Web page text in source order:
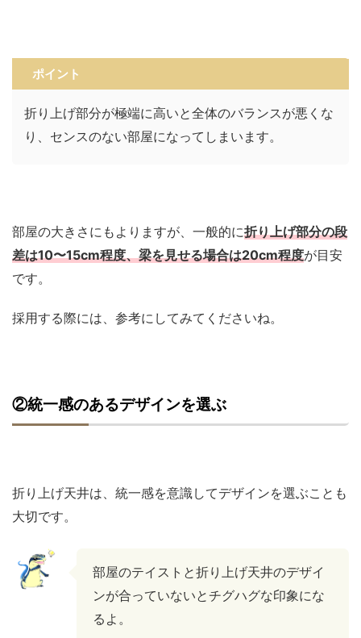
ポイント
折り上げ部分が極端に高いと全体のバランスが悪くな
り、センスのない部屋になってしまいます。
部屋の大きさにもよりますが、一般的に折り上げ部分の段
差は10〜15cm程度、梁を見せる場合は20cm程度が目安
です。
採用する際には、参考にしてみてくださいね。
②統一感のあるデザインを選ぶ
折り上げ天井は、統一感を意識してデザインを選ぶことも
大切です。
部屋のテイストと折り上げ天井のデザイ
ンが合っていないとチグハグな印象にな
るよ。